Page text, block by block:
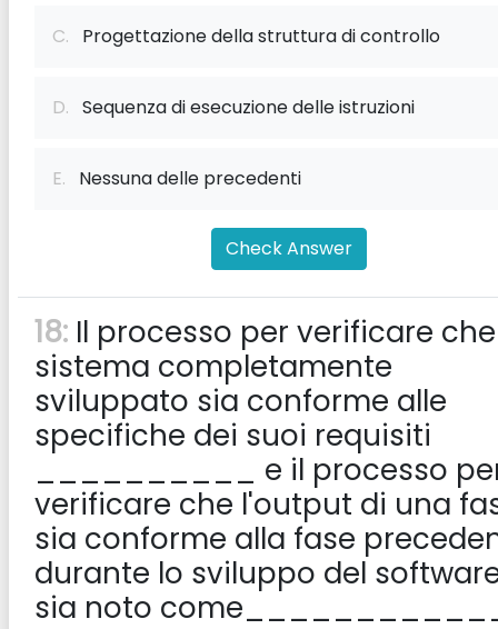
C. Progettazione della struttura di controllo
D. Sequenza di esecuzione delle istruzioni
E. Nessuna delle precedenti
Check Answer
18: Il processo per verificare
sistema completamente
sviluppato sia conforme alle
specifiche dei suoi requisiti
__________ e il processo
verificare che l'output di una
sia conforme alla fase
durante lo sviluppo del
sia noto